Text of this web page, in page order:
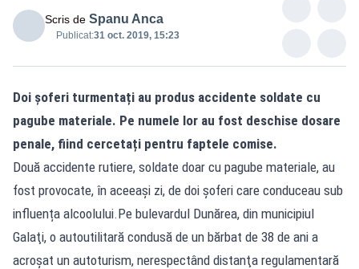
Scris de Spanu Anca
Publicat:31 oct. 2019, 15:23
Doi șoferi turmentați au produs accidente soldate cu
pagube materiale. Pe numele lor au fost deschise dosare
penale, fiind cercetați pentru faptele comise.
Două accidente rutiere, soldate doar cu pagube materiale, au
fost provocate, în aceeaşi zi, de doi şoferi care conduceau sub
influența alcoolului.Pe bulevardul Dunărea, din municipiul
Galaţi, o autoutilitară condusă de un bărbat de 38 de ani a
acroşat un autoturism, nerespectând distanţa regulamentară